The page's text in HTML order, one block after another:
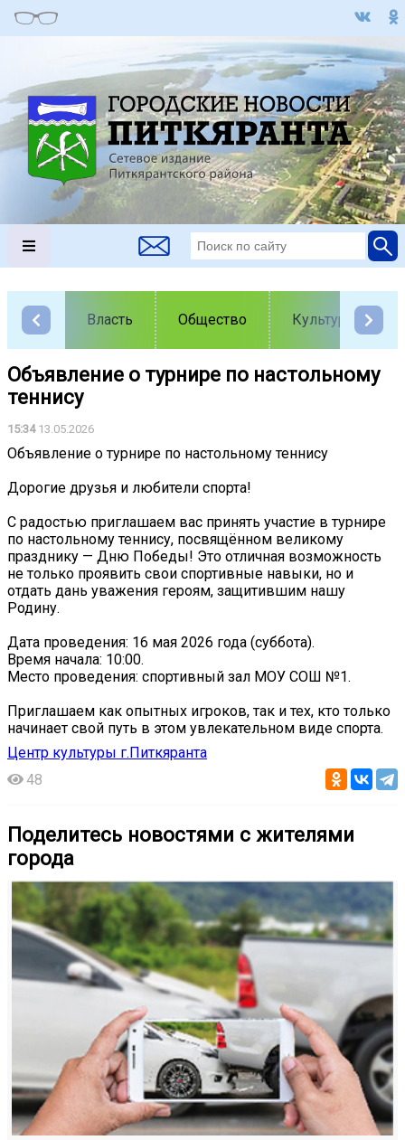
Власть Общество Культура
Объявление о турнире по настольному
теннису
15:3413.05.2026
Объявление о турнире по настольному теннису
Дорогие друзья и любители спорта!
С радостью приглашаем вас принять участие в турнире
по настольному теннису, посвящённом великому
празднику — Дню Победы! Это отличная возможность
не только проявить свои спортивные навыки, но и
отдать дань уважения героям, защитившим нашу
Родину.
Дата проведения: 16 мая 2026 года (суббота).
Время начала: 10:00.
Место проведения: спортивный зал МОУ СОШ №1.
Приглашаем как опытных игроков, так и тех, кто только
начинает свой путь в этом увлекательном виде спорта.
Центр культуры г.Питкяранта
48
Поделитесь новостями с жителями
города